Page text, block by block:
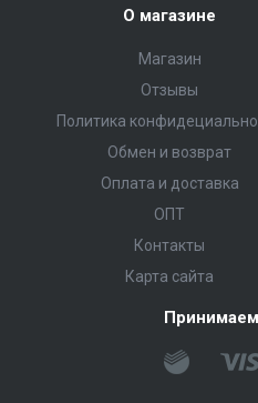
О магазине
Магазин
Отзывы
Политика
Обмен и возврат
Оплата и доставка
ОПТ
Контакты
Карта сайта